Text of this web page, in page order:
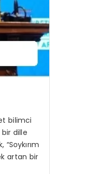
bilimci
bir dille
artan bir